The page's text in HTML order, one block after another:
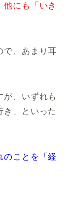
他にも「いき
で、あまり耳
が、いずれも
き」といった
のことを「経